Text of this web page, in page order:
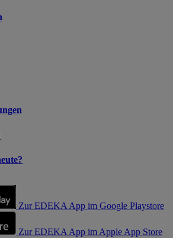
Zur EDEKA App im Google Playstore
Zur EDEKA App im Apple App Store